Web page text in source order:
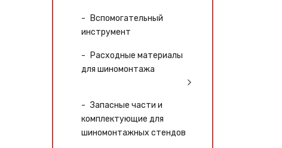
Вспомогательный
инструмент
Расходные материалы
для шиномонтажа
Запасные части и
комплектующие для
шиномонтажных стендов